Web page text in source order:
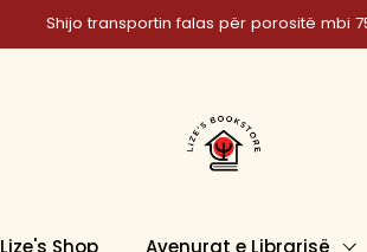
Shijo transportin falas për porositë mbi
Lize's Shop Avenurat e Librarisë